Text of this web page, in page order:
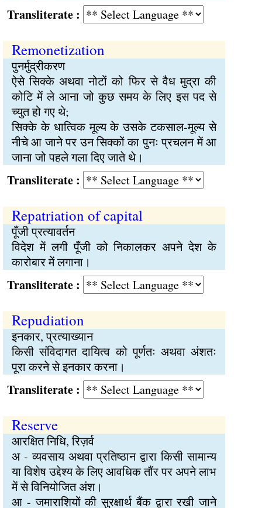
:
Remonetization
पुनर्मुद्रीकरण
ऐसे सिक्के अथवा नोटों को फिर से वैध मुद्रा की
कोटि में ले आना जो कुछ समय के लिए इस पद से
च्युत हो गए थे;
सिक्के के धात्विक मूल्य के उसके टकसाल-मूल्य से
नीचे आ जाने पर उन सिक्कों का पुनः प्रचलन में आ
जाना जो पहले गला दिए जाते थे।
:
Repatriation of capital
पूँजी प्रत्यावर्तन
विदेश में लगी पूँजी को निकालकर अपने देश के
कारोबार में लगाना।
:
Repudiation
इनकार, प्रत्याख्यान
किसी संविदागत दायित्व को पूर्णतः अथवा अंशतः
पूरा करने से इनकार करना।
:
Reserve
आरक्षित निधि, रिज़र्व
अ - व्यवसाय अथवा प्रतिष्ठान द्वारा किसी सामान्य
या विशेष उद्देश्य के लिए आवधिक तौंर पर अपने लाभ
में से विनियोजित अंश।
आ - जमाराशियों की सुरक्षार्थ बैंक द्वारा रखी जाने